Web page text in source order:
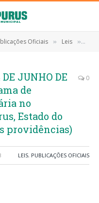
Oficiais » Leis »
DE JUNHO DE
de
no
Estado do
providências)
0
LEIS, PUBLICAÇÕES OFICIAIS